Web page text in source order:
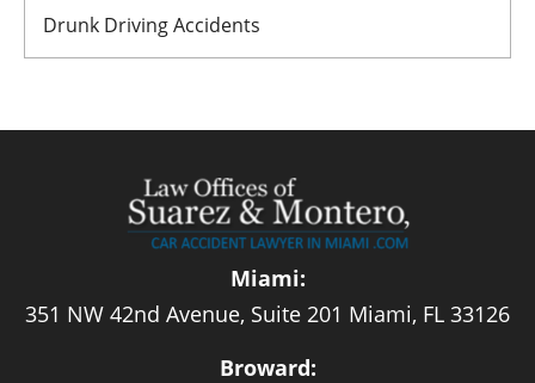
Drunk Driving Accidents
Miami:
351 NW 42nd Avenue, Suite 201 Miami, FL 33126
Broward: